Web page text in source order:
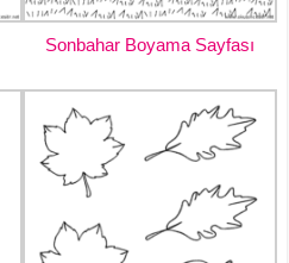
Sonbahar Boyama Sayfası